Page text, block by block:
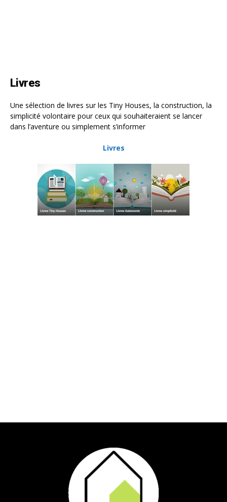
Livres
Une sélection de livres sur les Tiny Houses, la construction, la
simplicité volontaire pour ceux qui souhaiteraient se lancer
dans l’aventure ou simplement s’informer
Livres